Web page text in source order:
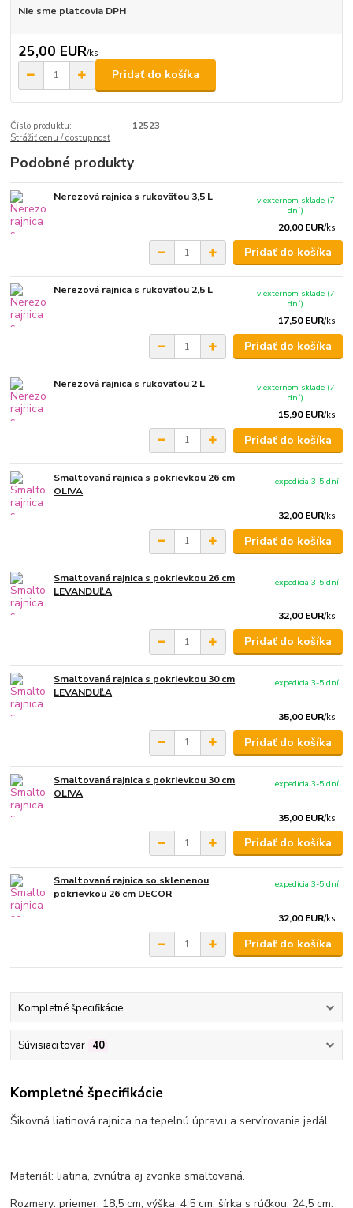
Nie sme platcovia DPH
25,00 EUR/ks
Pridať do košíka
Číslo produktu:
12523
Strážiť cenu / dostupnosť
Podobné produkty
Nerezová rajnica s rukoväťou 3,5 L
20,00 EUR/ks
v externom sklade (7
dní)
Pridať do košíka
Nerezová rajnica s rukoväťou 2,5 L
17,50 EUR/ks
v externom sklade (7
dní)
Pridať do košíka
Nerezová rajnica s rukoväťou 2 L
15,90 EUR/ks
v externom sklade (7
dní)
Pridať do košíka
Smaltovaná rajnica s pokrievkou 26 cm
OLIVA
32,00 EUR/ks
expedícia 3-5 dní
Pridať do košíka
Smaltovaná rajnica s pokrievkou 26 cm
LEVANDUĽA
32,00 EUR/ks
expedícia 3-5 dní
Pridať do košíka
Smaltovaná rajnica s pokrievkou 30 cm
LEVANDUĽA
35,00 EUR/ks
expedícia 3-5 dní
Pridať do košíka
Smaltovaná rajnica s pokrievkou 30 cm
OLIVA
35,00 EUR/ks
expedícia 3-5 dní
Pridať do košíka
Smaltovaná rajnica so sklenenou
pokrievkou 26 cm DECOR
32,00 EUR/ks
expedícia 3-5 dní
Pridať do košíka
Kompletné špecifikácie
Súvisiaci tovar 40
Kompletné špecifikácie
Šikovná liatinová rajnica na tepelnú úpravu a servírovanie jedál.
Materiál: liatina, zvnútra aj zvonka smaltovaná.
Rozmery: priemer: 18,5 cm, výška: 4,5 cm, šírka s rúčkou: 24,5 cm.